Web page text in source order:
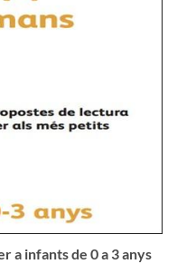
a infants de 0 a 3 anys